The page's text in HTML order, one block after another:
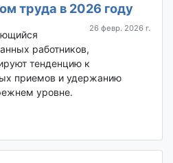
труда в 2026 году
26 февр. 2026 г.
работников,
тенденцию к
приемов и удержанию
уровне.